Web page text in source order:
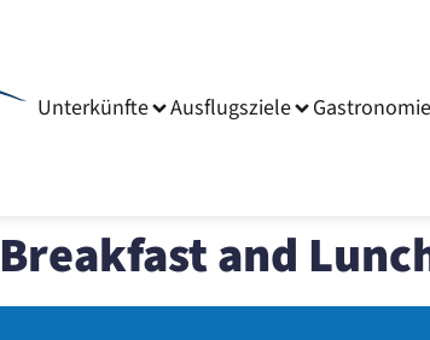
Unterkünfte Ausflugsziele Gastronomie
Breakfast and